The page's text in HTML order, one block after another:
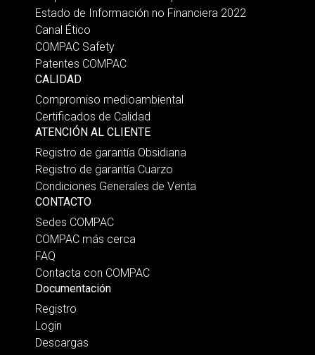
Estado de Información no Financiera 2022
Canal Ético
COMPAC Safety
Patentes COMPAC
CALIDAD
Compromiso medioambiental
Certificados de Calidad
ATENCIÓN AL CLIENTE
Registro de garantía Obsidiana
Registro de garantía Cuarzo
Condiciones Generales de Venta
CONTACTO
Sedes COMPAC
COMPAC más cerca
FAQ
Contacta con COMPAC
Documentación
Registro
Login
Descargas